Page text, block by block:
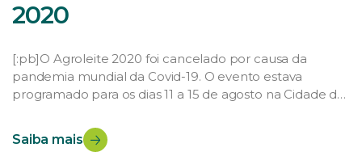
2020
[:pb]O Agroleite 2020 foi cancelado por causa da
pandemia mundial da Covid-19. O evento estava
programado para os dias 11 a 15 de agosto na Cidade do
no Paraná. É a primeira vez que o Agroleite é
cancelado. No último ano, a feira agropecuária
Saiba mais